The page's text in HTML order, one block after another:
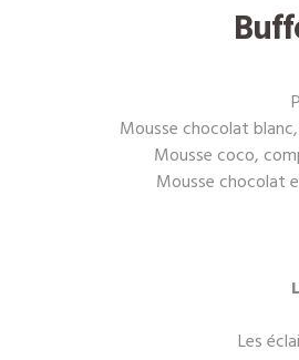
Mousse chocolat
Mousse coco,
Mousse chocolat
Les